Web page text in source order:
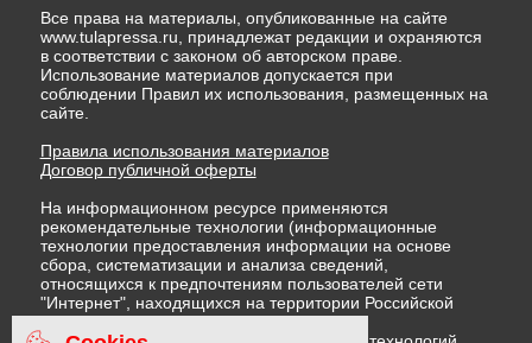
Все права на материалы, опубликованные на сайте
www.tulapressa.ru, принадлежат редакции и охраняются
в соответствии с законом об авторском праве.
Использование материалов допускается при
соблюдении Правил их использования, размещенных на
сайте.
Правила использования материалов
Договор публичной оферты
На информационном ресурсе применяются
рекомендательные технологии (информационные
технологии предоставления информации на основе
сбора, систематизации и анализа сведений,
относящихся к предпочтениям пользователей сети
"Интернет", находящихся на территории Российской
Федерации)